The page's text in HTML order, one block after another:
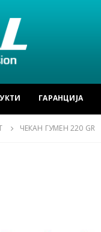
ГАРАНЦИЈА
ЧЕКАН ГУМЕН 220 GR